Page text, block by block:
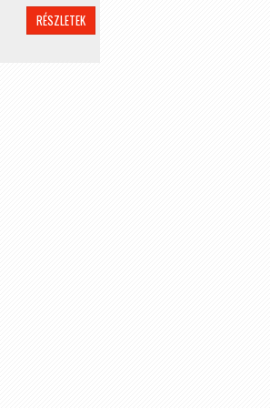
RÉSZLETEK